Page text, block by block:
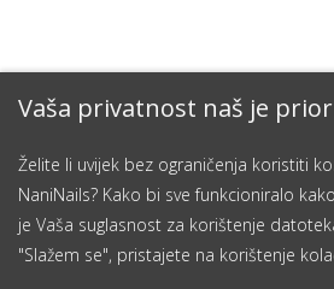
Vaša privatnost naš je
Želite li uvijek bez ograničenja koristiti
NaniNails? Kako bi sve funkcioniralo
je Vaša suglasnost za korištenje
"Slažem se", pristajete na korištenje